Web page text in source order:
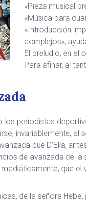
«Pieza musical
«Música para
«Introducción
complejos»,
El preludio, en el
Para afinar, al
los periodistas
invariablemente, al
que D’Elía,
de avanzada de
que el
de la señora